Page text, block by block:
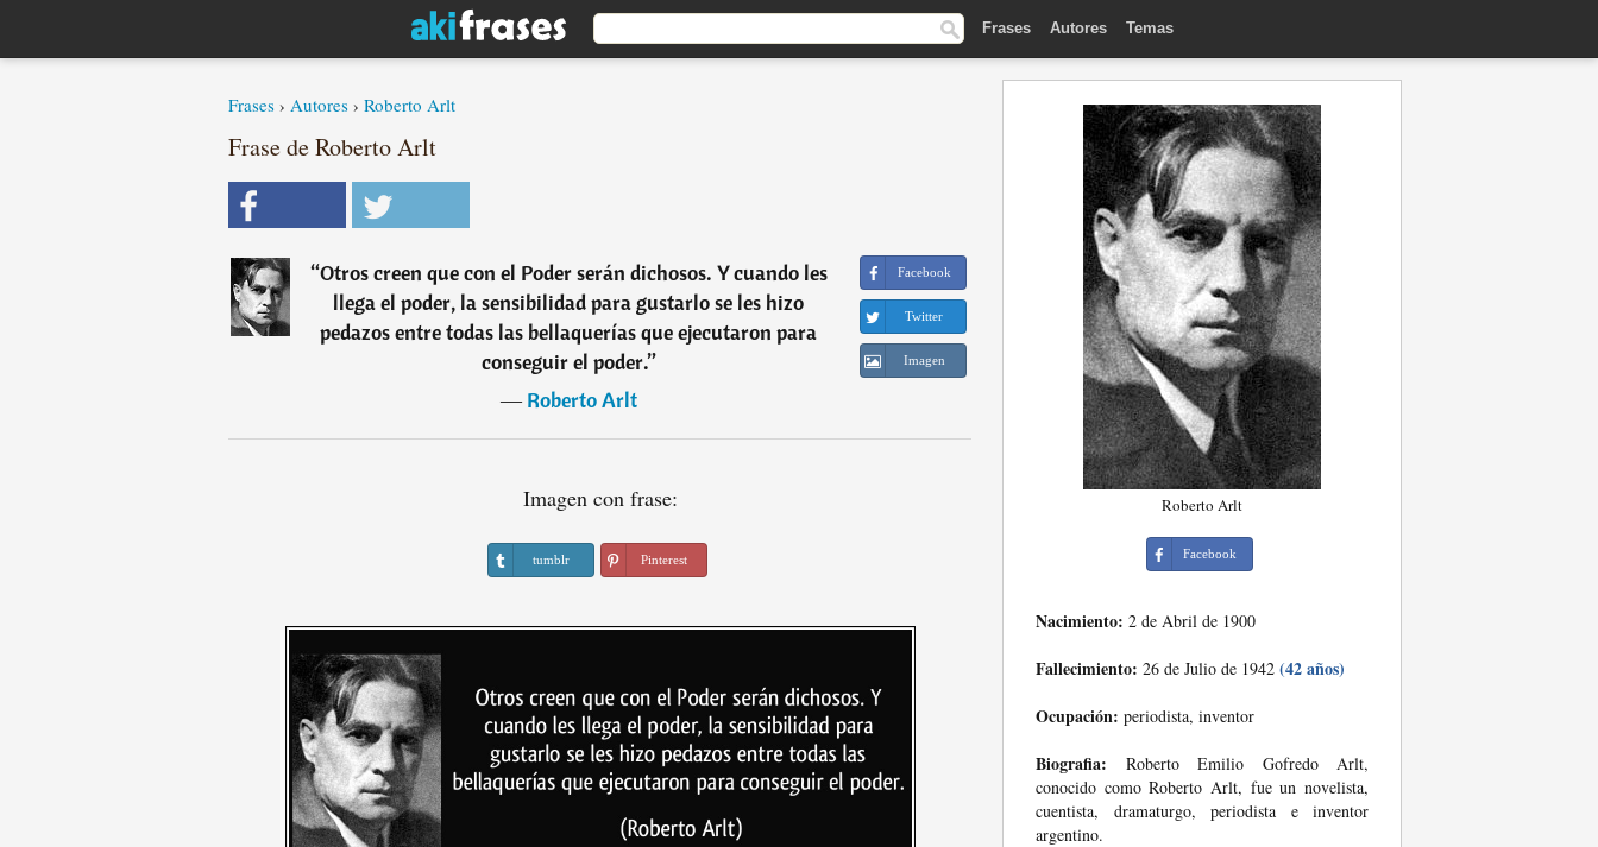
Frases Autores Temas
Frases › Autores › Roberto Arlt
Frase de Roberto Arlt
“Otros creen que con el Poder serán dichosos. Y cuando les
llega el poder, la sensibilidad para gustarlo se les hizo
pedazos entre todas las bellaquerías que ejecutaron para
conseguir el poder.”
―Roberto Arlt
Facebook
Twitter
Imagen
Imagen con frase:
tumblr Pinterest
Roberto Arlt
Facebook
Nacimiento: 2 de Abril de 1900
Fallecimiento: 26 de Julio de 1942 (42 años)
Ocupación: periodista, inventor
Biografia: Roberto Emilio Gofredo Arlt,
conocido como Roberto Arlt, fue un novelista,
cuentista, dramaturgo, periodista e inventor
argentino.